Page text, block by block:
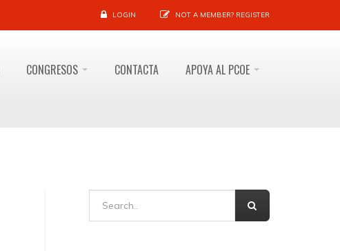
LOGIN NOT A MEMBER? REGISTER
CONGRESOS CONTACTA APOYA AL PCOE